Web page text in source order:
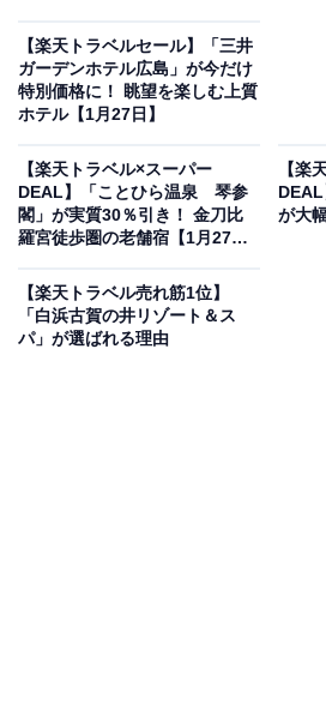
楽天トラベルでホテ
この宿泊施設のおすすめポイント
【楽天トラベルセール】「三井
ガーデンホテル広島」が今だけ
特別価格に！ 眺望を楽しむ上質
ホテル【1月27日】
【楽天トラベル×スーパー
DEAL】「ことひら温泉 琴参
閣」が実質30％引き！ 金刀比
羅宮徒歩圏の老舗宿【1月27
【楽
が大
【楽天トラベル売れ筋1位】
「白浜古賀の井リゾート＆ス
パ」が選ばれる理由